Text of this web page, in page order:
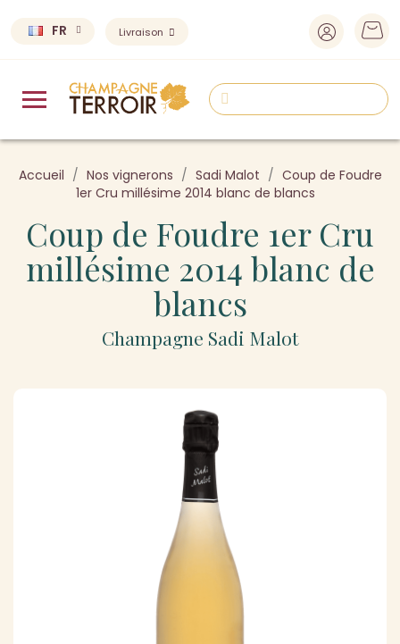
FR Livraison
Accueil Nos vignerons Sadi Malot
Coup de Foudre
1er Cru millésime 2014 blanc de blancs
Coup de Foudre 1er Cru
millésime 2014 blanc de
blancs
Champagne Sadi Malot